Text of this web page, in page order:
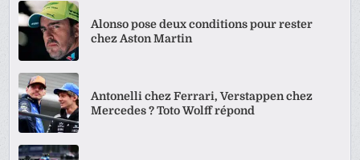
Alonso pose deux conditions pour rester
chez Aston Martin
Antonelli chez Ferrari, Verstappen chez
Mercedes ? Toto Wolff répond